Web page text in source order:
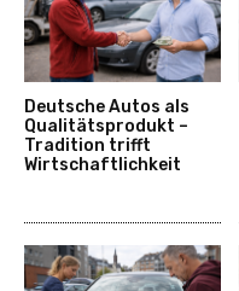
Deutsche Autos als
Qualitätsprodukt –
Tradition trifft
Wirtschaftlichkeit